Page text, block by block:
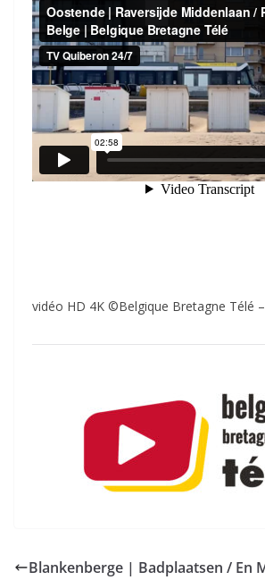
vidéo HD 4K ©Belgique Bretagne Télé
Blankenberge | Badplaatsen / En